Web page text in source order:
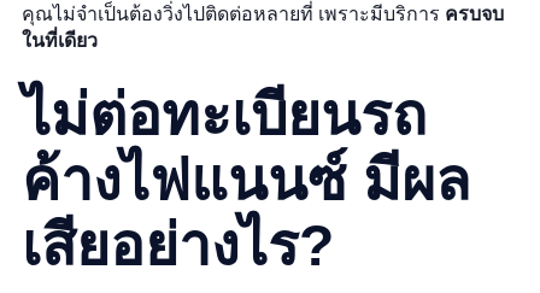
คุณไม่จำเป็นต้องวิ่งไปติดต่อหลายที่ เพราะมีบริการ ครบจบ
ในที่เดียว
ไม่ต่อทะเบียนรถ
ค้างไฟแนนซ์ มีผล
เสียอย่างไร?